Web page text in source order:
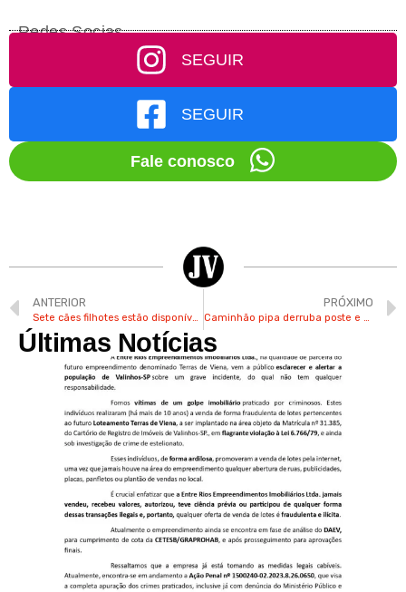
Redes Socias
SEGUIR
SEGUIR
Fale conosco
ANTERIOR PRÓXIMO
Últimas Notícias